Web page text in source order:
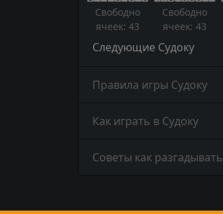
Свободно
ячеек: 43
Свободно
ячеек: 43
Следующие Судоку
Правила игры Судоку
Как играть в Судоку
Советы как